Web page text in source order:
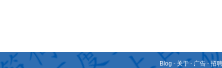
Blog - 关于 - 广告 -招